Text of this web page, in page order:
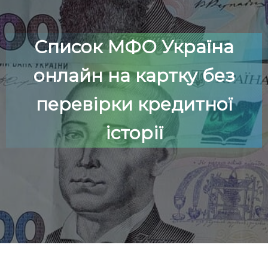
Список МФО Україна
онлайн на картку без
перевірки кредитної
історії